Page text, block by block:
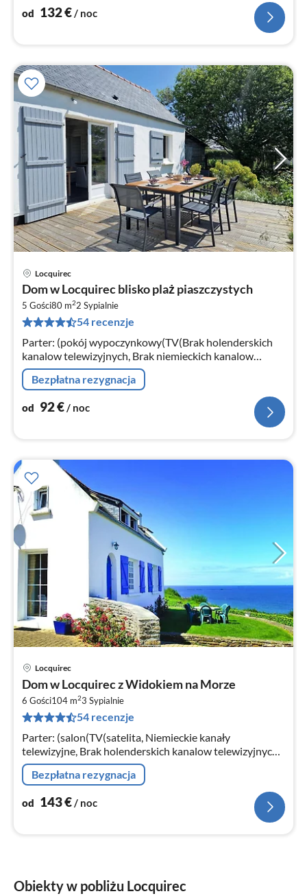
od 132€/ noc
Locquirec
Dom w Locquirec blisko plaż piaszczystych
5 Gości80 m22 Sypialnie
54 recenzje
Parter: (pokój wypoczynkowy(TV(Brak holenderskich
kanalow telewizyjnych, Brak niemieckich kanalow
telewizyjnych), kominek)
Bezpłatna rezygnacja
od 92€/ noc
Locquirec
Dom w Locquirec z Widokiem na Morze
6 Gości104 m23 Sypialnie
54 recenzje
Parter: (salon(TV(satelita, Niemieckie kanały
telewizyjne, Brak holenderskich kanalow telewizyjnych),
kominek)
Bezpłatna rezygnacja
od 143€/ noc
Obiekty w pobliżu Locquirec